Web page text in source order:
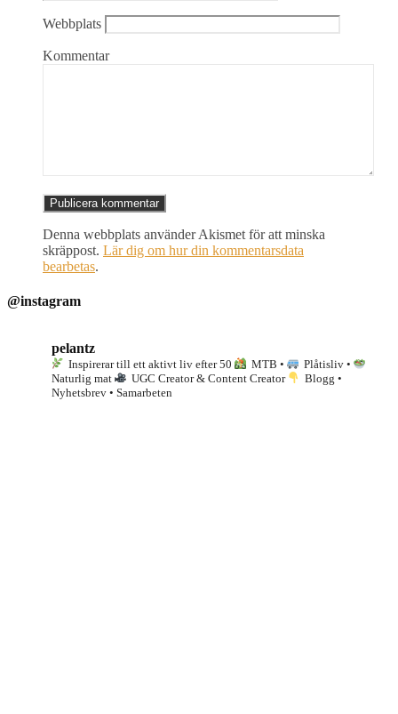
Webbplats
Kommentar
Denna webbplats använder Akismet för att minska
skräppost. Lär dig om hur din kommentarsdata
bearbetas.
@instagram
pelantz
Inspirerar till ett aktivt liv efter 50 MTB •
Plåtisliv •
Naturlig mat
UGC Creator & Content Creator
Blogg •
Nyhetsbrev • Samarbeten